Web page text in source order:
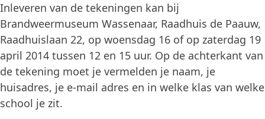
Inleveren van de tekeningen kan bij
Brandweermuseum Wassenaar, Raadhuis de Paauw,
Raadhuislaan 22, op woensdag 16 of op zaterdag 19
april 2014 tussen 12 en 15 uur. Op de achterkant van
de tekening moet je vermelden je naam, je
huisadres, je e-mail adres en in welke klas van welke
school je zit.